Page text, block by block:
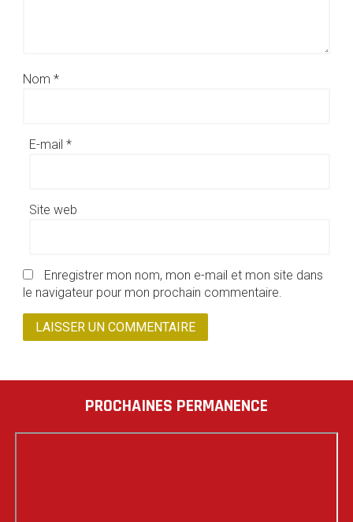
Nom *
E-mail *
Site web
Enregistrer mon nom, mon e-mail et mon site dans
le navigateur pour mon prochain commentaire.
PROCHAINES PERMANENCE